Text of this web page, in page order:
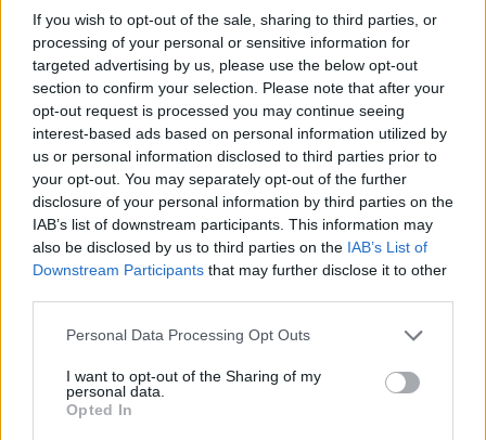
If you wish to opt-out of the sale, sharing to third parties, or
processing of your personal or sensitive information for
targeted advertising by us, please use the below opt-out
section to confirm your selection. Please note that after your
opt-out request is processed you may continue seeing
interest-based ads based on personal information utilized by
us or personal information disclosed to third parties prior to
your opt-out. You may separately opt-out of the further
disclosure of your personal information by third parties on the
IAB’s list of downstream participants. This information may
also be disclosed by us to third parties on the IAB’s List of
Downstream Participants that may further disclose it to other
Personal Data Processing Opt Outs
I want to opt-out of the Sharing of my
personal data.
Opted In